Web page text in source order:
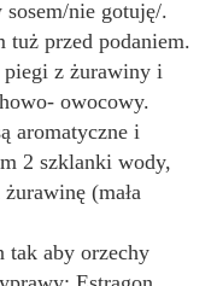
nie gotuję/.
tuż przed podaniem.
piegi z żurawiny i
owocowy.
aromatyczne i
2 szklanki wody,
(mała
tak aby orzechy